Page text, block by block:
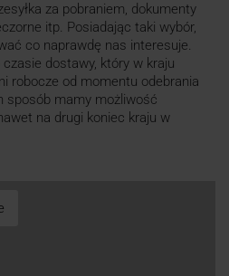
za pobraniem, dokumenty
itp. Posiadając taki wybór,
co naprawdę nas interesuje.
dostawy, który w kraju
robocze od momentu odebrania
sposób mamy możliwość
na drugi koniec kraju w